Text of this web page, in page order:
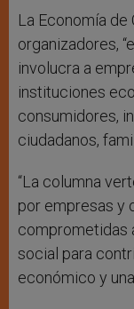
La Economía de
organizadores,
involucra a
instituciones
consumidores,
ciudadanos,
“La columna
por empresas y
comprometidas
social para
económico y